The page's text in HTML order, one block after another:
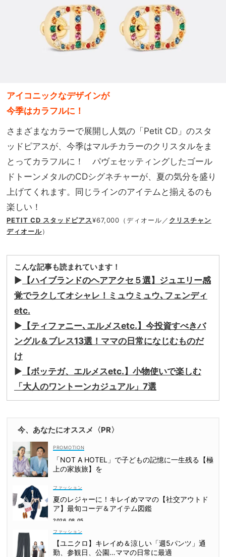
アイコニックなデザインが
今季はカラフルに！
さまざまなカラーで展開し人気の「Petit CD」のスタ
ッドピアスが、今季はマルチカラーのクリスタルをま
とってカラフルに！ パヴェセッティングしたゴール
ドトーンメタルのCDシグネチャーが、夏の気分を盛り
上げてくれます。同じラインのアイテムと揃えるのも
楽しい！
PETIT CD スタッドピアス¥67,000（ディオール／ クリスチャン
ディオール）
こんな記事も読まれています！
▶ 【ハイブランドのヘアアクセ５選】ジュエリー感
覚でラクしてオシャレ！ミュウミュウ､フェンディ
etc.
▶ 【ティファニー､エルメスetc.】今投資すべきバ
ングル＆ブレス13選！ママの日常になじむものだ
け
▶ 【ボッテガ、エルメスetc.】小物使いで楽しむ
「大人のワントーンカジュアル」7選
今、あなたにオススメ〈PR〉
「NOT A HOTEL」で子どもの記憶に一生残る【極
上の家族旅】を
ファッション
夏のレジャーに！キレイめママの【社交アウトド
ア】最旬コーデ＆アイテム図鑑
2026.08.05
ファッション
【ユニクロ】キレイめ＆涼しい「週5パンツ」通
勤、参観日、公園…ママの日常に最適